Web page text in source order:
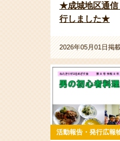
★成城地区通
行しました★
2026年05月01日掲
活動報告・発行広報